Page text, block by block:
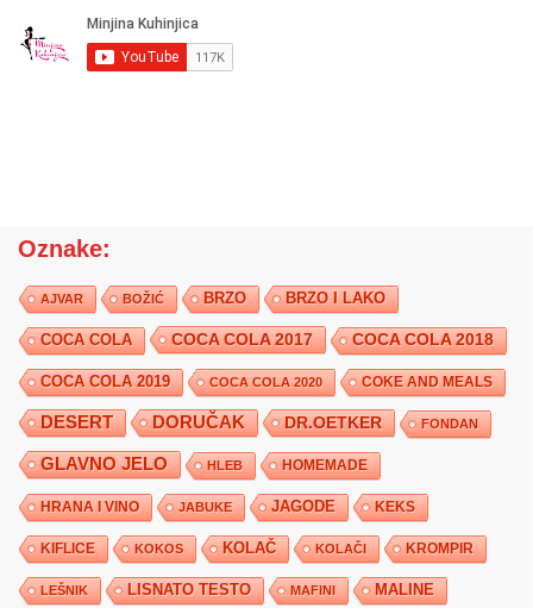
Oznake:
AJVAR BOŽIĆ BRZO BRZO I LAKO
COCA COLA COCA COLA 2017 COCA COLA 2018
COCA COLA 2019 COCA COLA 2020 COKE AND MEALS
DESERT DORUČAK DR.OETKER FONDAN
GLAVNO JELO HLEB HOMEMADE
HRANA I VINO JABUKE JAGODE KEKS
KIFLICE KOKOS KOLAČ KOLAČI KROMPIR
LEŠNIK LISNATO TESTO MAFINI MALINE